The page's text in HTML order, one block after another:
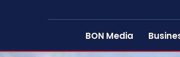
BON Media